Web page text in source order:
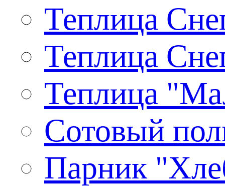
Теплица
Теплица
Теплица
Сотовый
Парник